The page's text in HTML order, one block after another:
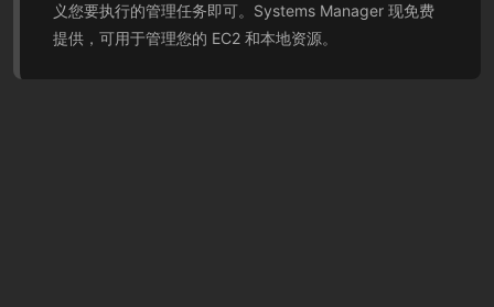
义您要执行的管理任务即可。Systems Manager 现免费
提供，可用于管理您的 EC2 和本地资源。